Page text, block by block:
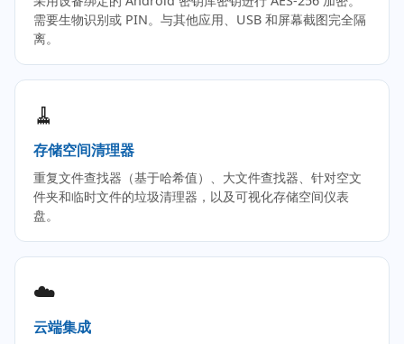
需要生物识别或 PIN。与其他应用、USB 和屏幕截图完全隔
离。
🧹
存储空间清理器
重复文件查找器（基于哈希值）、大文件查找器、针对空文
件夹和临时文件的垃圾清理器，以及可视化存储空间仪表
盘。
☁️
云端集成